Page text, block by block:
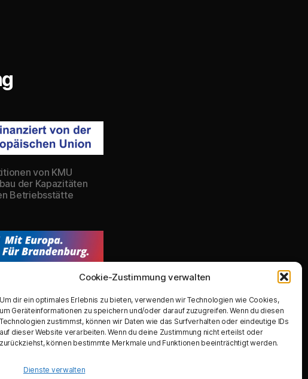
Cookie-Zustimmung verwalten
Um dir ein optimales Erlebnis zu bieten, verwenden wir Technologien wie Cookies,
um Geräteinformationen zu speichern und/oder darauf zuzugreifen. Wenn du diesen
Technologien zustimmst, können wir Daten wie das Surfverhalten oder eindeutige IDs
auf dieser Website verarbeiten. Wenn du deine Zustimmung nicht erteilst oder
zurückziehst, können bestimmte Merkmale und Funktionen beeinträchtigt werden.
Dienste verwalten
von KMU
der Kapazitäten
Betriebsstätte
Schneidplotters, eines
und einer